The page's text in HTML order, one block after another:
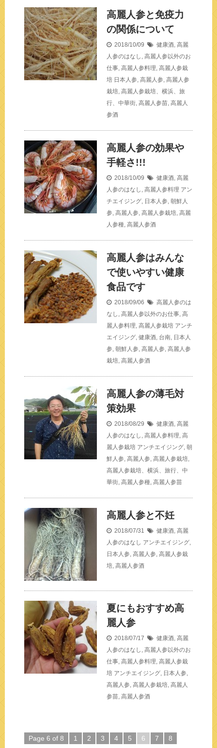
高麗人参と免疫力
の関係について
2018/10/09 健康酒, 高麗
人参のはなし , 高麗人参以外のお
仕事, 高麗人参料理, 高麗人参栽
培 日本人参, 高麗人参, 高麗人参
栽培, 高麗人参栽培、横浜、旅
行、中華街, 高麗人参苗, 高麗人
参酒
高麗人参の効果や
手軽さ!!!
2018/10/09 健康酒, 高麗
人参のはなし , 高麗人参料理 アン
チエイジング, 日本人参, 朝鮮人
参, 高麗人参, 高麗人参栽培, 高麗
人参種, 高麗人参酒
高麗人参はみんな
で使いやすい健康
食品です
2018/09/06
高麗人参のは
なし , 高麗人参以外のお仕事, 高
麗人参料理, 高麗人参栽培 アンチ
エイジング, 健康酒, 台南, 日本人
参, 朝鮮人参, 高麗人参, 高麗人参
栽培, 高麗人参酒
高麗人参の薄毛対
策効果
2018/08/29 健康酒, 高麗
人参のはなし , 高麗人参料理, 高
麗人参栽培 アンチエイジング, 朝
鮮人参, 高麗人参, 高麗人参栽培,
高麗人参栽培、横浜、旅行、中
華街, 高麗人参種, 高麗人参苗
高麗人参と不妊
2018/07/31 健康酒, 高麗
人参のはなし アンチエイジング,
日本人参, 高麗人参, 高麗人参栽
培, 高麗人参酒
夏にもおすすめ高
麗人参
2018/07/17 健康酒, 高麗
人参のはなし , 高麗人参以外のお
仕事, 高麗人参料理, 高麗人参栽
培 アンチエイジング, 日本人参,
高麗人参, 高麗人参栽培, 高麗人
参苗, 高麗人参酒
Page 6 of 8 1 2 3 4 5 6 7 8